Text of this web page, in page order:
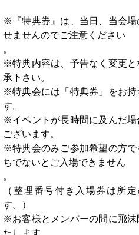
※『特典券』は、当日、当会
せませんのでご注意ください
。
※特典内容は、予告なく変更
承下さい。
※特典会には「特典券」をお持
す。
※イベントが長時間に及んだ
ございます。
※特典会のみご参加希望の方
ちでないとご入場できません
。
（整理番号付き入場券は所
す。）
※お客様とメンバーの間に飛
たします。